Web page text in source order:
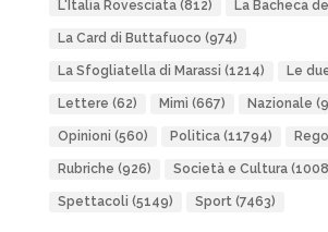
L'Italia Rovesciata(812) La Bacheca
La Card di Buttafuoco (974)
La Sfogliatella di Marassi (1214) Le
Lettere (62) Mimì (667) Nazionale
Opinioni (560) Politica(11794)
Rubriche (926) Società e Cultura
Spettacoli (5149) Sport(7463)